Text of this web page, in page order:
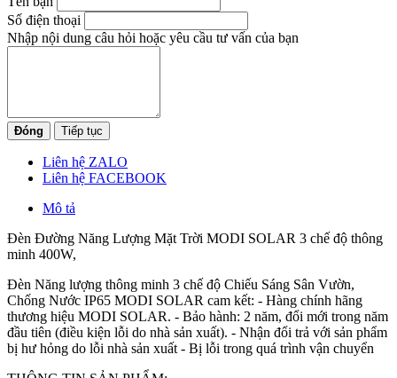
Số điện thoại
Nhập nội dung câu hỏi hoặc yêu cầu tư vấn của bạn
Đóng Tiếp tục
Liên hệ ZALO
Liên hệ FACEBOOK
Mô tả
Đèn Đường Năng Lượng Mặt Trời MODI SOLAR 3 chế độ thông
minh 400W,
Đèn Năng lượng thông minh 3 chế độ Chiếu Sáng Sân Vườn,
Chống Nước IP65 MODI SOLAR cam kết: - Hàng chính hãng
thương hiệu MODI SOLAR. - Bảo hành: 2 năm, đổi mới trong năm
đầu tiên (điều kiện lỗi do nhà sản xuất). - Nhận đổi trả với sản phẩm
bị hư hỏng do lỗi nhà sản xuất - Bị lỗi trong quá trình vận chuyển